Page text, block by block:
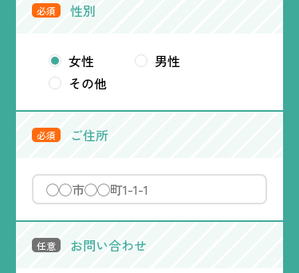
必須 性別
女性
男性
その他
必須 ご住所
任意 お問い合わせ